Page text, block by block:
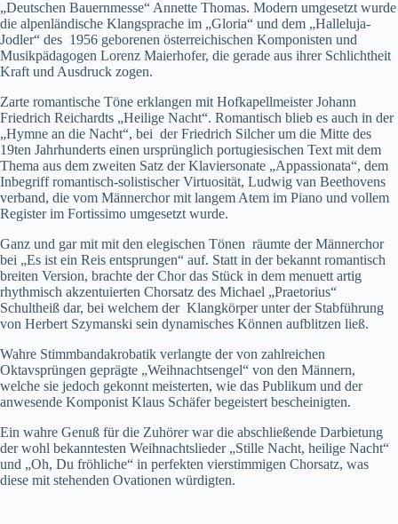
„Deutschen Bauernmesse“ Annette Thomas. Modern umgesetzt wurde
die alpenländische Klangsprache im „Gloria“ und dem „Halleluja-
Jodler“ des 1956 geborenen österreichischen Komponisten und
Musikpädagogen Lorenz Maierhofer, die gerade aus ihrer Schlichtheit
Kraft und Ausdruck zogen.
Zarte romantische Töne erklangen mit Hofkapellmeister Johann
Friedrich Reichardts „Heilige Nacht“. Romantisch blieb es auch in der
„Hymne an die Nacht“, bei der Friedrich Silcher um die Mitte des
19ten Jahrhunderts einen ursprünglich portugiesischen Text mit dem
Thema aus dem zweiten Satz der Klaviersonate „Appassionata“, dem
Inbegriff romantisch-solistischer Virtuosität, Ludwig van Beethovens
verband, die vom Männerchor mit langem Atem im Piano und vollem
Register im Fortissimo umgesetzt wurde.
Ganz und gar mit mit den elegischen Tönen räumte der Männerchor
bei „Es ist ein Reis entsprungen“ auf. Statt in der bekannt romantisch
breiten Version, brachte der Chor das Stück in dem menuett artig
rhythmisch akzentuierten Chorsatz des Michael „Praetorius“
Schultheiß dar, bei welchem der Klangkörper unter der Stabführung
von Herbert Szymanski sein dynamisches Können aufblitzen ließ.
Wahre Stimmbandakrobatik verlangte der von zahlreichen
Oktavsprüngen geprägte „Weihnachtsengel“ von den Männern,
welche sie jedoch gekonnt meisterten, wie das Publikum und der
anwesende Komponist Klaus Schäfer begeistert bescheinigten.
Ein wahre Genuß für die Zuhörer war die abschließende Darbietung
der wohl bekanntesten Weihnachtslieder „Stille Nacht, heilige Nacht“
und „Oh, Du fröhliche“ in perfekten vierstimmigen Chorsatz, was
diese mit stehenden Ovationen würdigten.